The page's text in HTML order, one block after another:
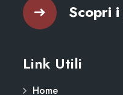
Scopri
Link Utili
Home